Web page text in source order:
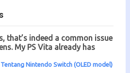
that’s indeed a common issue
My PS Vita already has
Nintendo Switch (OLED model)